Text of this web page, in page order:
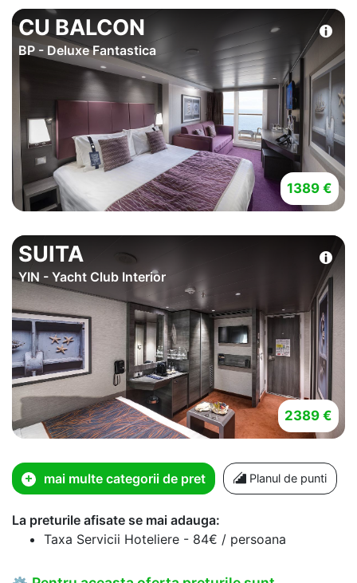
CU BALCON
BP - Deluxe Fantastica
1389 €
SUITA
YIN - Yacht Club Interior
2389 €
mai multe categorii de pret Planul de punti
La preturile afisate se mai adauga:
Taxa Servicii Hoteliere - 84€ / persoana